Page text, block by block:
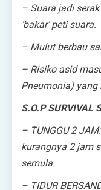
– Suara jadi
‘bakar’ peti suara.
– Mulut berbau
– Risiko asid
Pneumonia)
S.O.P SURVIVAL
– TUNGGU 2
kurangnya 2 jam
semula.
– TIDUR